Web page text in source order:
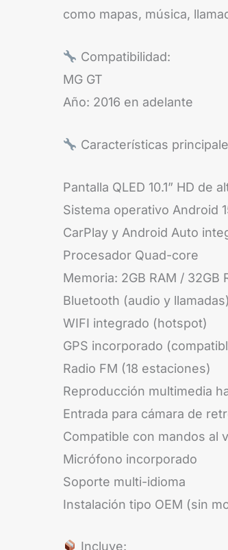
como mapas, música,
Compatibilidad:
MG GT
Año: 2016 en adelante
Características
Pantalla QLED 10.1” HD de
Sistema operativo Android
CarPlay y Android Auto
Procesador Quad-core
Memoria: 2GB RAM / 32GB
Bluetooth (audio y
WIFI integrado (hotspot)
GPS incorporado
Radio FM (18 estaciones)
Reproducción multimedia
Entrada para cámara de
Compatible con mandos al
Micrófono incorporado
Soporte multi-idioma
Instalación tipo OEM (sin
Incluye: